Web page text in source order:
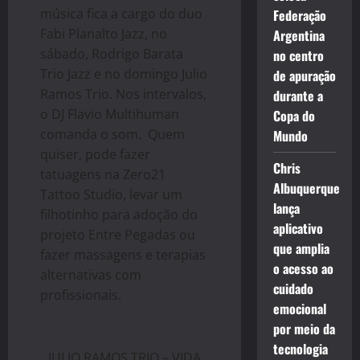
música fica a cargo do duo
Fabi Planalto Jazz, no
sábado, Rodrigo Barata
Trio Jazz e no domingo Julio
Ramos Trio. Nos intervalos,
o DJ Flavio Multihuman
comanda o som. Quem
quiser, pode fazer
tatuagens na Zero21
Tattoo Studio, levar um
filhotinho para adoção do
projeto Entre Pegadas ou
fazer massagens e terapias
alternativas com
profissionais.
Federação
Argentina
no centro
de apuração
durante a
Copa do
Mundo
Chris
Albuquerque
lança
aplicativo
que amplia
o acesso ao
cuidado
emocional
por meio da
tecnologia